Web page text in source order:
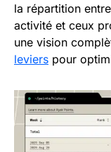
la répartition
activité et ceux
une vision
leviers pour